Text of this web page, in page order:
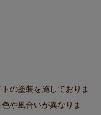
の塗装を施しておりま
や風合いが異なりま